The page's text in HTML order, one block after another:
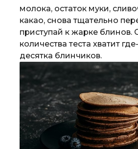
молока, остаток муки,
какао, снова тщательно
приступай к жарке блинов.
количества теста хватит
десятка блинчиков.